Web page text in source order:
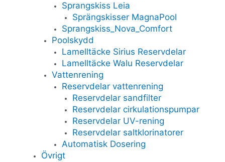
Sprangskiss Leia
Sprängskisser MagnaPool
Sprangskiss_Nova_Comfort
Poolskydd
Lamelltäcke Sirius Reservdelar
Lamelltäcke Walu Reservdelar
Vattenrening
Reservdelar vattenrening
Reservdelar sandfilter
Reservdelar cirkulationspumpar
Reservdelar UV-rening
Reservdelar saltklorinatorer
Automatisk Dosering
Övrigt